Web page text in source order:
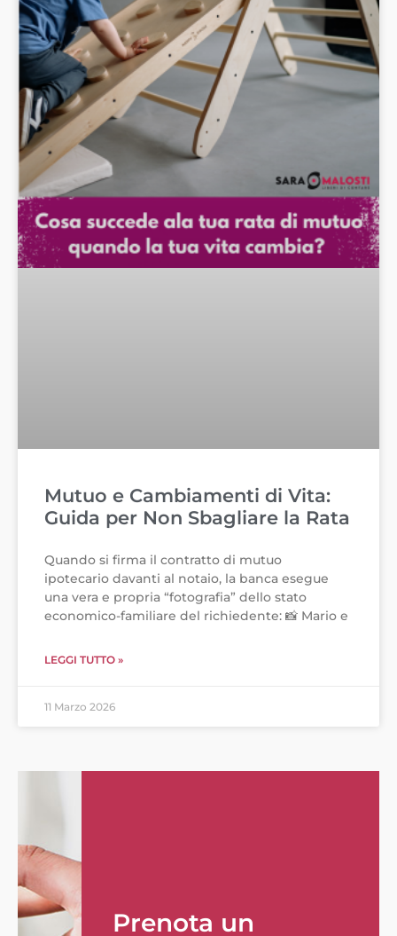
Mutuo e Cambiamenti di Vita:
Guida per Non Sbagliare la Rata
Quando si firma il contratto di mutuo
ipotecario davanti al notaio, la banca esegue
una vera e propria “fotografia” dello stato
economico-familiare del richiedente: 📸 Mario e
LEGGI TUTTO »
11 Marzo 2026
Prenota un